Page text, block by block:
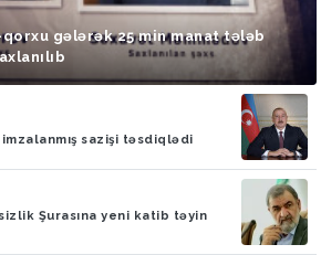
qorxu gələrək 25 min manat tələb
sazişi təsdiqlədi
Şurasına yeni katib təyin